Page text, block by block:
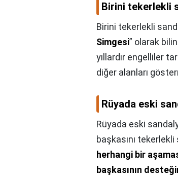
Birini tekerlekli
Birini tekerlekli
Simgesi” olarak
yıllardır engelliler
diğer alanları
Rüyada eski
Rüyada eski
başkasını
herhangi bir
başkasının